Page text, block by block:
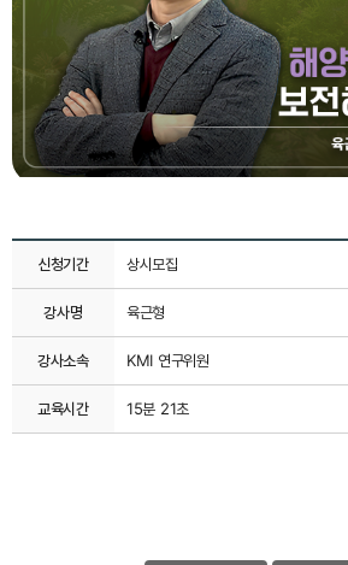
신청기간 상시모집
강사명 육근형
강사소속 KMI 연구위원
교육시간 15분 21초